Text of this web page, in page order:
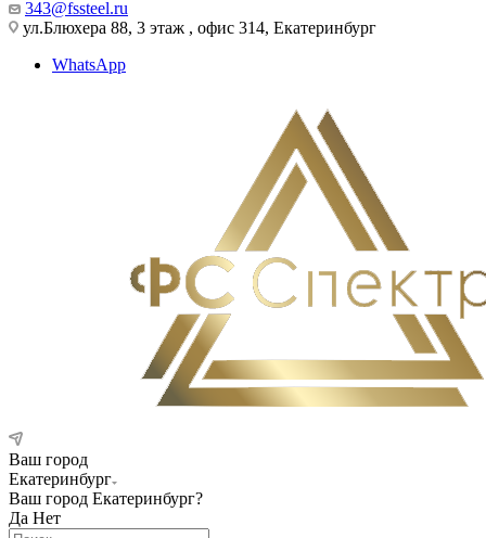
343@fssteel.ru
ул.Блюхера 88, 3 этаж , офис 314, Екатеринбург
WhatsApp
Ваш город
Екатеринбург
Ваш город Екатеринбург?
Да Нет